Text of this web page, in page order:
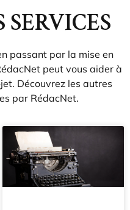
SERVICES
passant par la mise en
peut vous aider à
Découvrez les autres
par RédacNet.